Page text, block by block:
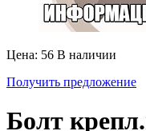
Цена: 56 В наличии
Получить предложение
Болт